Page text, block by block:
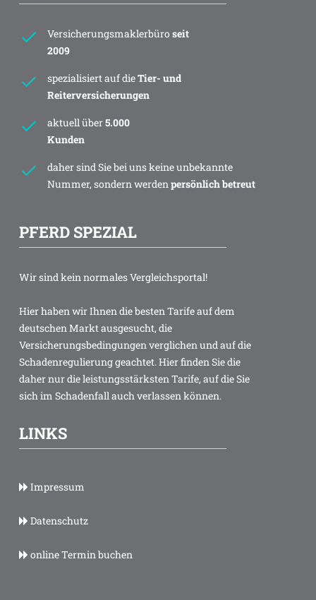
Versicherungsmaklerbüro seit
2009
spezialisiert auf dieTier- und
Reiterversicherungen
aktuell über5.000
Kunden
daher sind Sie bei uns keine unbekannte
Nummer, sondern werdenpersönlich betreut
PFERD SPEZIAL
Wir sind kein normales Vergleichsportal!
Hier haben wir Ihnen die besten Tarife auf dem
deutschen Markt ausgesucht, die
Versicherungsbedingungen verglichen und auf die
Schadenregulierung geachtet. Hier finden Sie die
daher nur die leistungsstärksten Tarife, auf die Sie
sich im Schadenfall auch verlassen können.
LINKS
Impressum
Datenschutz
online Termin buchen